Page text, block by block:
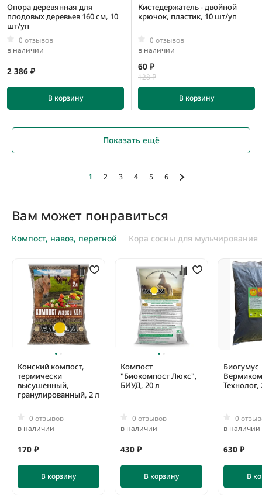
Опора деревянная для
плодовых деревьев 160 см, 10
шт/уп
0 отзывов
в наличии
2 386 ₽
В корзину
Кистедержатель - двойной
крючок, пластик, 10 шт/уп
0 отзывов
в наличии
60 ₽
128 ₽
В корзину
Показать ещё
1 2 3 4 5 6
Вам может понравиться
Компост, навоз, перегной Кора сосны для мульчирования
Конский компост,
термически
высушенный,
гранулированный, 2 л
0 отзывов
в наличии
170 ₽
В корзину
Компост
"Биокомпост Люкс",
БИУД, 20 л
0 отзывов
в наличии
430 ₽
В корзину
Биогумус
Технолог,
0
в наличии
630 ₽
В